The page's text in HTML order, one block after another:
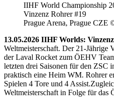
IIHF World Championship
Vinzenz Rohrer #19
Prague Arena, Prague CZE
13.05.2026 IIHF Worlds:
Weltmeisterschaft. Der 21-Jährige
der Laval Rocket zum ÖEHV
letzten drei Saisonen für den ZSC
praktisch eine Heim WM. Rohrer
Spielen 4 Tore und 4
Weltmeisterschaft in Folge für das